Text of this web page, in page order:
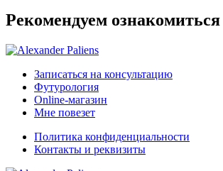
Рекомендуем ознакомиться
Записаться на консультацию
Футурология
Online-магазин
Мне повезет
Политика конфиденциальности
Контакты и реквизиты